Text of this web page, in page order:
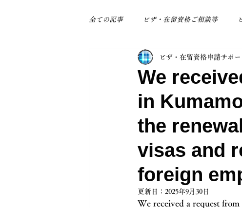
全ての記事 ビザ・在留資格ご相談等
身近なトラブル 補助金関係 そ
We
in
the
visas and
foreign
ビザ・在留資格申請サポ
更新日： 2025年9月30日
We received a request